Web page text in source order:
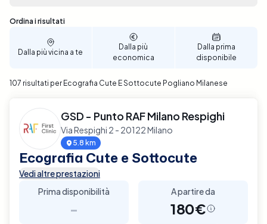
Prenota ora la tua Ecografia della Cute e del
Sottocute a Pogliano Milanese e goditi un servizio di
diagnostica di alta qualità con Elty.
Sono stati trovati 107 risultati
Ordina i risultati
Dalla più vicina a te
Dalla più
economica
Dalla prima
disponibile
107 risultati per Ecografia Cute E Sottocute Pogliano Milanese
GSD - Punto RAF Milano Respighi
Via Respighi 2 - 20122 Milano
5.8 km
Ecografia Cute e Sottocute
Vedi altre prestazioni
Prima disponibilità
-
A partire da
180€